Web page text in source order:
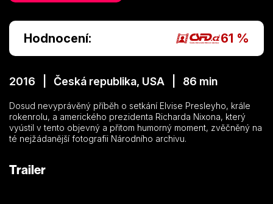
Hodnocení: 61 %
2016 | Česká republika, USA | 86 min
Dosud nevyprávěný příběh o setkání Elvise Presleyho, krále
rokenrolu, a amerického prezidenta Richarda Nixona, který
vyústil v tento objevný a přitom humorný moment, zvěčněný na
té nejžádanější fotografii Národního archivu.
Trailer